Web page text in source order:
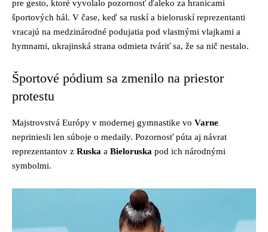
pre gesto, ktoré vyvolalo pozornosť ďaleko za hranicami
športových hál. V čase, keď sa ruskí a bieloruskí reprezentanti
vracajú na medzinárodné podujatia pod vlastnými vlajkami a
hymnami, ukrajinská strana odmieta tváriť sa, že sa nič nestalo.
Športové pódium sa zmenilo na priestor
protestu
Majstrovstvá Európy v modernej gymnastike vo Varne
nepriniesli len súboje o medaily. Pozornosť púta aj návrat
reprezentantov z Ruska a Bieloruska pod ich národnými
symbolmi.